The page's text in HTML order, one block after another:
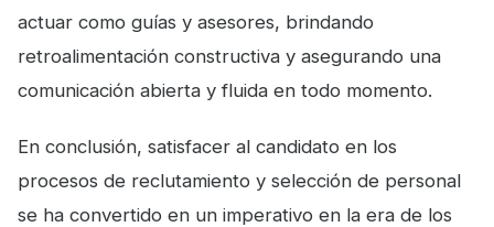
actuar como guías y asesores, brindando
retroalimentación constructiva y asegurando una
comunicación abierta y fluida en todo momento.
En conclusión, satisfacer al candidato en los
procesos de reclutamiento y selección de personal
se ha convertido en un imperativo en la era de los